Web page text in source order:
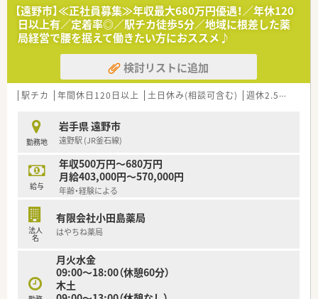
【遠野市】≪正社員募集≫年収最大680万円優遇！／年休120
日以上有／定着率◎／駅チカ徒歩5分／地域に根差した薬
局経営で腰を据えて働きたい方におススメ♪
検討リストに追加
駅チカ 年間休日120日以上 土日休み(相談可含む) 週休2.5日以上
勤務地
岩手県 遠野市
遠野駅 (JR釜石線)
給与
年収500万円～680万円
月給403,000円～570,000円
年齢・経験による
法人
名
有限会社小田島薬局
はやちね薬局
月火水金
09:00～18:00（休憩60分）
木土